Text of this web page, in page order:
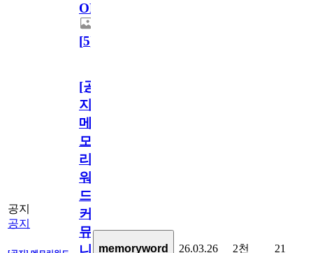
OPEN!
[5]
공지
공지
[공
지]
메
모
리
워
드
커
뮤
memoryword 26.03.26 2천 21